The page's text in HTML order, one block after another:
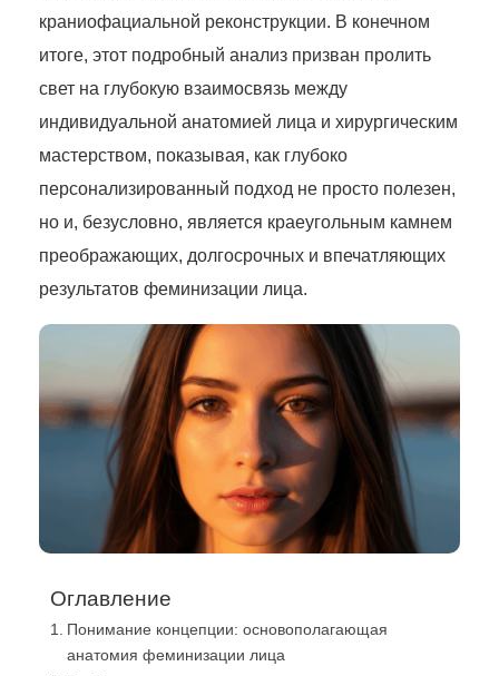
краниофациальной реконструкции. В конечном
итоге, этот подробный анализ призван пролить
свет на глубокую взаимосвязь между
индивидуальной анатомией лица и хирургическим
мастерством, показывая, как глубоко
персонализированный подход не просто полезен,
но и, безусловно, является краеугольным камнем
преображающих, долгосрочных и впечатляющих
результатов феминизации лица.
Оглавление
Понимание концепции: основополагающая
анатомия феминизации лица